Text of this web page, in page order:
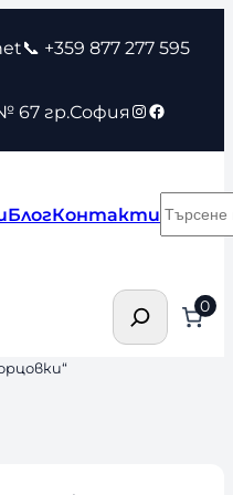
📞 +359 877 277 595
67 гр.София Instagram
Facebook
БлогКонтакти
Търсене 0